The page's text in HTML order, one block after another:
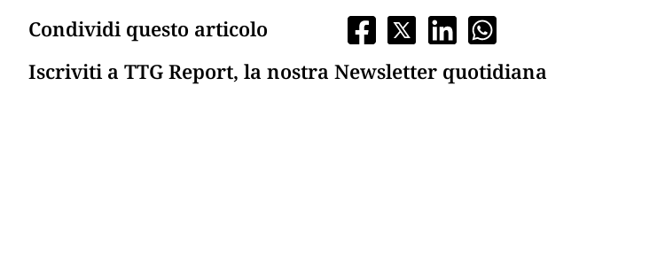
Condividi questo articolo
Iscriviti a TTG Report, la nostra Newsletter quotidiana